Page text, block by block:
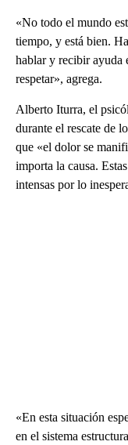
«No todo el mundo
tiempo, y está bien.
hablar y recibir ayuda
respetar», agrega.
Alberto Iturra, el
durante el rescate de
que «el dolor se
importa la causa.
intensas por lo
«En esta situación
en el sistema